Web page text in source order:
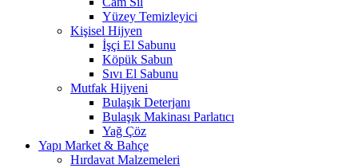
Yüzey Temizleyici
Kişisel Hijyen
İşçi El Sabunu
Köpük Sabun
Sıvı El Sabunu
Mutfak Hijyeni
Bulaşık Deterjanı
Bulaşık Makinası Parlatıcı
Yağ Çöz
Yapı Market & Bahçe
Hırdavat Malzemeleri